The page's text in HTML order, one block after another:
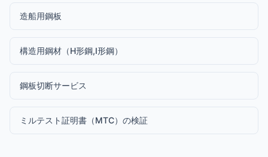
造船用鋼板
構造用鋼材（H形鋼,I形鋼）
鋼板切断サービス
ミルテスト証明書（MTC）の検証